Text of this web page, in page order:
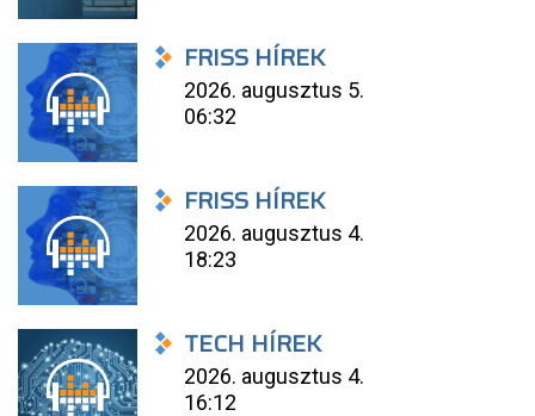
FRISS HÍREK
2026. augusztus 5.
06:32
FRISS HÍREK
2026. augusztus 4.
18:23
TECH HÍREK
2026. augusztus 4.
16:12